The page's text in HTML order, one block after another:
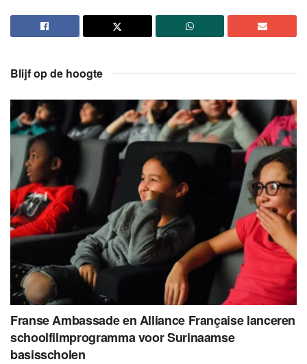
Blijf op de hoogte
Franse Ambassade en Alliance Française lanceren
schoolfilmprogramma voor Surinaamse
basisscholen